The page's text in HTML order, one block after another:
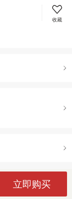
收藏
售后政策
立即购买